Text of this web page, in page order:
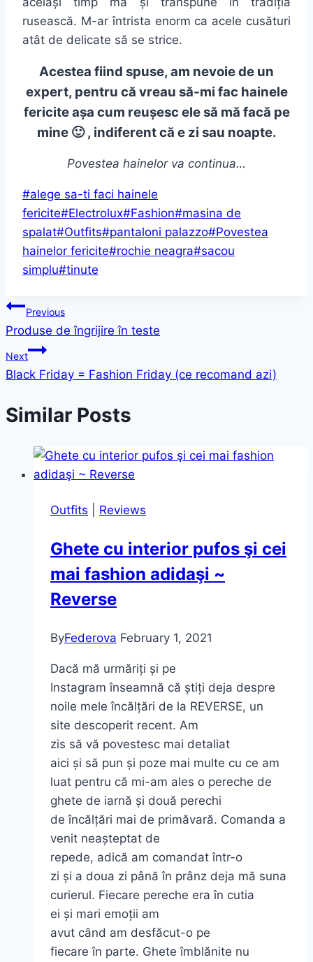
rusească. M-ar întrista enorm ca acele cusături
atât de delicate să se strice.
Acestea fiind spuse, am nevoie de un
expert, pentru că vreau să-mi fac hainele
fericite așa cum reușesc ele să mă facă pe
mine 🙂 , indiferent că e zi sau noapte.
Povestea hainelor va continua…
Post
Tags:
#alege sa-ti faci hainele
fericite#Electrolux#Fashion#masina de
spalat#Outfits#pantaloni palazzo#Povestea
hainelor fericite#rochie neagra#sacou
simplu#tinute
Post
navigation
Previous
Produse de îngrijire în teste
Next
Black Friday = Fashion Friday (ce recomand azi)
Similar Posts
Outfits Reviews
Ghete cu interior pufos şi cei
mai fashion adidaşi ~
Reverse
ByFederova February 1, 2021
Dacă mă urmăriți și pe
Instagram înseamnă că știți deja despre
noile mele încălțări de la REVERSE, un
site descoperit recent. Am
zis să vă povestesc mai detaliat
aici și să pun și poze mai multe cu ce am
luat pentru că mi-am ales o pereche de
ghete de iarnă și două perechi
de încălțări mai de primăvară. Comanda a
venit neașteptat de
repede, adică am comandat într-o
zi și a doua zi până în prânz deja mă suna
curierul. Fiecare pereche era în cutia
ei și mari emoții am
avut când am desfăcut-o pe
fiecare în parte. Ghete îmblănite nu